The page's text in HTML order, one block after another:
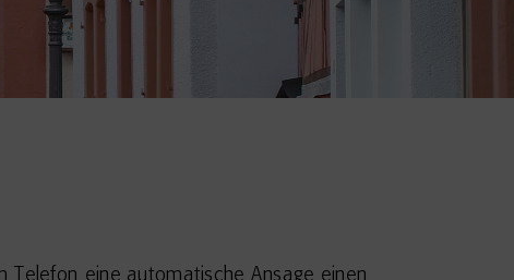
Telefon eine automatische Ansage einen